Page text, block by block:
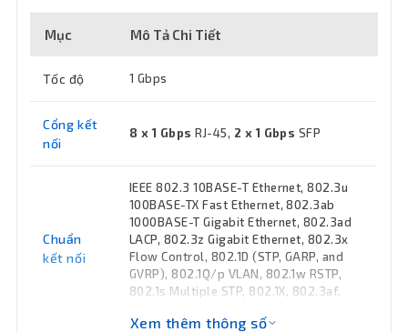
Mục Mô Tả Chi Tiết
Tốc độ 1 Gbps
Cổng kết
nối
8 x 1 GbpsRJ-45, 2 x 1 Gbps SFP
Chuẩn
kết nối
IEEE 802.3 10BASE-T Ethernet, 802.3u
100BASE-TX Fast Ethernet, 802.3ab
1000BASE-T Gigabit Ethernet, 802.3ad
LACP, 802.3z Gigabit Ethernet, 802.3x
Flow Control, 802.1D (STP, GARP, and
GVRP), 802.1Q/p VLAN, 802.1w RSTP,
802.1s Multiple STP, 802.1X, 802.3af,
Xem thêm thông số